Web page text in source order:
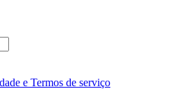
e Termos de serviço